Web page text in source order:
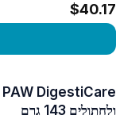
$40.17
ולחתולים 143 גרם